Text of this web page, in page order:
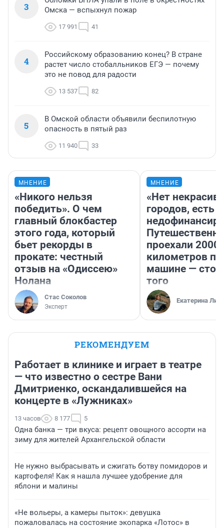
3
Омска — вспыхнул пожар
17 991 41
4
Российскому образованию конец? В стране
растет число стобалльников ЕГЭ — почему
это не повод для радости
13 537 82
5
В Омской области объявили беспилотную
опасность в пятый раз
11 940 33
МНЕНИЕ
«Никого нельзя
победить». О чем
главный блокбастер
этого года, который
бьет рекорды в
прокате: честный
отзыв на «Одиссею»
Нолана
Стас Соколов
Эксперт
МНЕНИЕ
«Нет
городов, есть
проехали 2000
километров по
машине —
того
Екатерина
РЕКОМЕНДУЕМ
Работает в клинике и играет в театре
— что известно о сестре Вани
Дмитриенко, оскандалившейся на
концерте в «Лужниках»
13 часов 8 177 5
Одна банка — три вкуса: рецепт овощного ассорти на
зиму для жителей Архангельской области
Не нужно выбрасывать и сжигать ботву помидоров и
картофеля! Как я нашла лучшее удобрение для
яблони и малины
«Не вольеры, а камеры пыток»: девушка
пожаловалась на состояние экопарка «Лотос» в